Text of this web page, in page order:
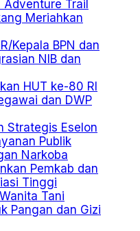
Trail
Meriahkan
Kepala BPN dan
NIB dan
HUT ke-80 RI
dan DWP
Strategis Eselon
Publik
Narkoba
Pemkab dan
Tinggi
Tani
Pangan dan Gizi